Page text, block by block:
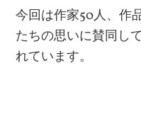
今回は作家50人、作
たちの思いに賛同し
れています。